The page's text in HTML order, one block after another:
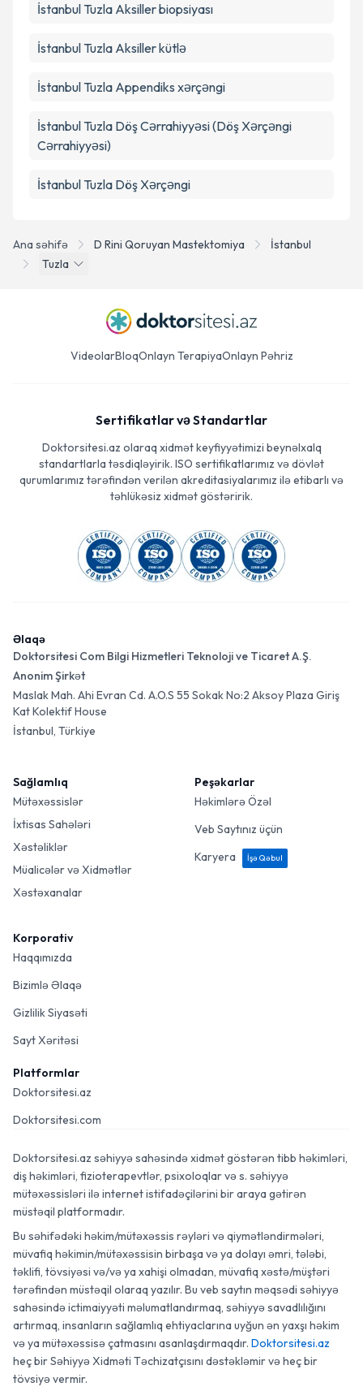
Ana səhifə D Rini Qoruyan Mastektomiya
İstanbul
Tuzla
İstanbul Tuzla Aksiller biopsiyası
İstanbul Tuzla Aksiller kütlə
İstanbul Tuzla Appendiks xərçəngi
İstanbul Tuzla Döş Cərrahiyyəsi (Döş Xərçəngi
Cərrahiyyəsi)
İstanbul Tuzla Döş Xərçəngi
VideolarBloqOnlayn TerapiyaOnlayn Pəhriz
Sertifikatlar və Standartlar
Doktorsitesi.az olaraq xidmət keyfiyyətimizi beynəlxalq
standartlarla təsdiqləyirik. ISO sertifikatlarımız və dövlət
qurumlarımız tərəfindən verilən akreditasiyalarımız ilə etibarlı və
təhlükəsiz xidmət göstəririk.
Əlaqə
Doktorsitesi Com Bilgi Hizmetleri Teknoloji ve Ticaret A.Ş.
Anonim Şirkət
Maslak Mah. Ahi Evran Cd. A.O.S 55 Sokak No:2 Aksoy Plaza Giriş
Kat Kolektif House
İstanbul, Türkiye
Sağlamlıq
Mütəxəssislər
İxtisas Sahələri
Xəstəliklər
Müalicələr və Xidmətlər
Xəstəxanalar
Peşəkarlar
Həkimlərə Özəl
Veb Saytınız üçün
Karyera
İşə Qəbul
Korporativ
Haqqımızda
Bizimlə Əlaqə
Gizlilik Siyasəti
Sayt Xəritəsi
Platformlar
Doktorsitesi.az
Doktorsitesi.com
Doktorsitesi.az səhiyyə sahəsində xidmət göstərən tibb həkimləri,
diş həkimləri, fizioterapevtlər, psixoloqlar və s. səhiyyə
mütəxəssisləri ilə internet istifadəçilərini bir araya gətirən
müstəqil platformadır.
Bu səhifədəki həkim/mütəxəssis rəyləri və qiymətləndirmələri,
müvafiq həkimin/mütəxəssisin birbaşa və ya dolayı əmri, tələbi,
təklifi, tövsiyəsi və/və ya xahişi olmadan, müvafiq xəstə/müştəri
tərəfindən müstəqil olaraq yazılır. Bu veb saytın məqsədi səhiyyə
sahəsində ictimaiyyəti məlumatlandırmaq, səhiyyə savadlılığını
artırmaq, insanların sağlamlıq ehtiyaclarına uyğun ən yaxşı həkim
və ya mütəxəssisə çatmasını asanlaşdırmaqdır. Doktorsitesi.az
heç bir Səhiyyə Xidməti Təchizatçısını dəstəkləmir və heç bir
tövsiyə vermir.